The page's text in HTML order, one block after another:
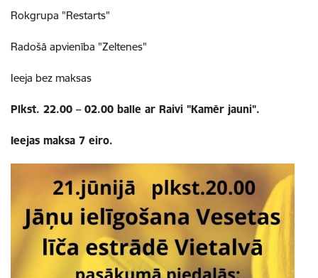
Rokgrupa "Restarts"
Radošā apvienība "Zeltenes"
Ieeja bez maksas
Plkst. 22.00 – 02.00 balle ar Raivi "Kamēr jauni".
Ieejas maksa 7 eiro.